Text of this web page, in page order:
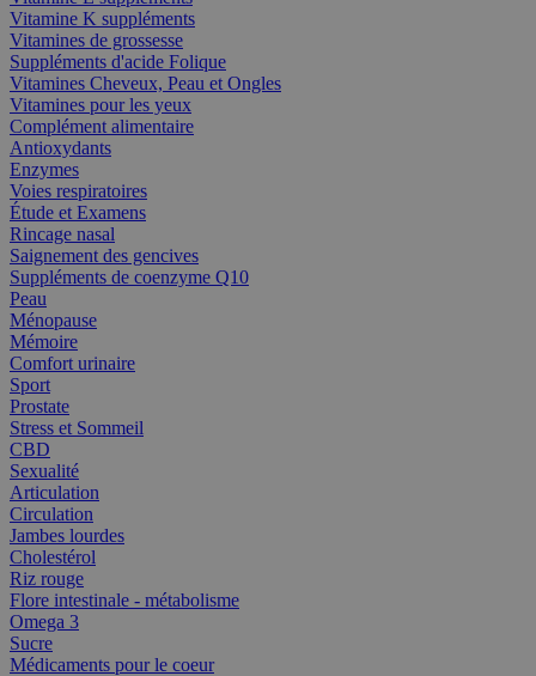
Vitamine K suppléments
Vitamines de grossesse
Suppléments d'acide Folique
Vitamines Cheveux, Peau et Ongles
Vitamines pour les yeux
Complément alimentaire
Antioxydants
Enzymes
Voies respiratoires
Étude et Examens
Rincage nasal
Saignement des gencives
Suppléments de coenzyme Q10
Peau
Ménopause
Mémoire
Comfort urinaire
Sport
Prostate
Stress et Sommeil
CBD
Sexualité
Articulation
Circulation
Jambes lourdes
Cholestérol
Riz rouge
Flore intestinale - métabolisme
Omega 3
Sucre
Médicaments pour le coeur